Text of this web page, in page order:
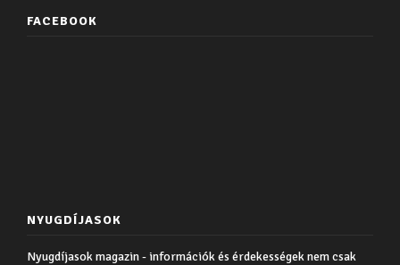
FACEBOOK
NYUGDÍJASOK
Nyugdíjasok magazin - információk és érdekességek nem csak